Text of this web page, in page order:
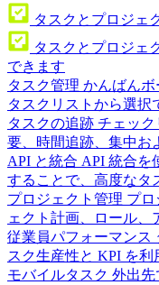
タスクとプロジェ
タスクとプロジェ
できます
タスク管理 かんばんボ
タスクリストから選択
タスクの追跡 チェック
要、時間追跡、集中お
API と統合 API 統合を
することで、高度なタ
プロジェクト管理 プロ
ェクト計画、ロール、
従業員パフォーマンス
スク生産性と KPI を利
モバイルタスク 外出先